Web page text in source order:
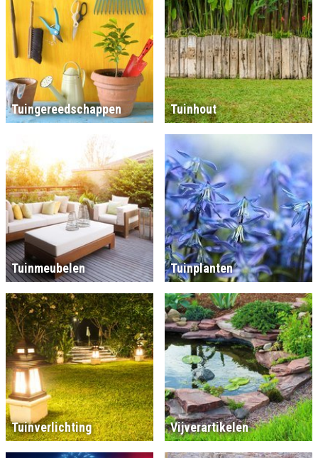
Tuingereedschappen Tuinhout
Tuinmeubelen Tuinplanten
Tuinverlichting Vijverartikelen